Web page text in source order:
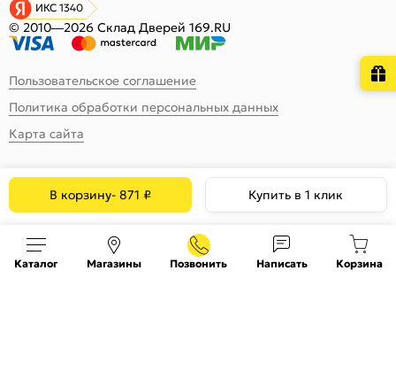
В корзину- 871 ₽ Купить в 1 клик
ИКС 1340
© 2010—2026 Склад Дверей 169.RU
Пользовательское соглашение
Политика обработки персональных данных
Карта сайта
Каталог Магазины Позвонить Написать Корзина